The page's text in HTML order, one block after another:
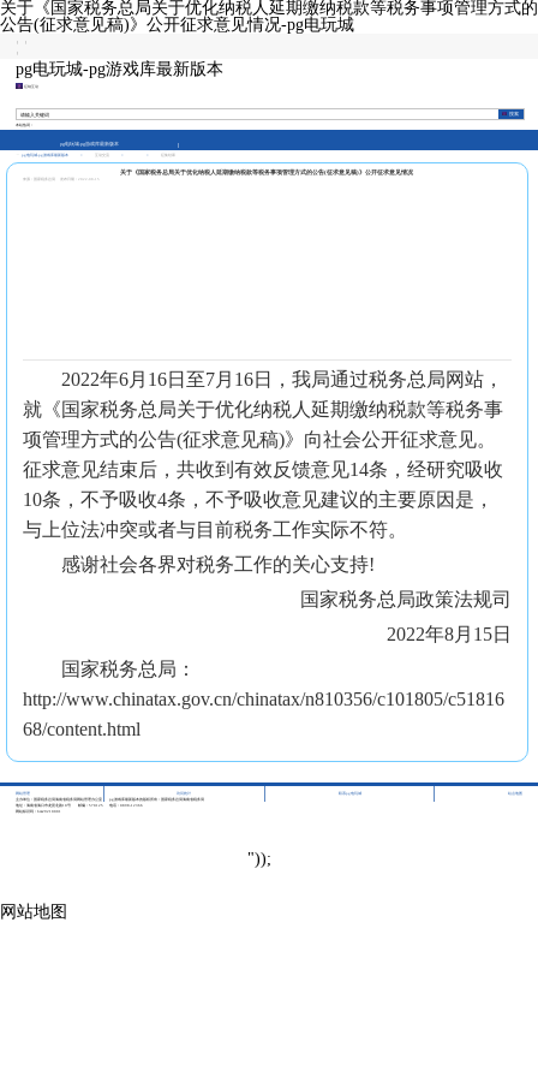
关于《国家税务总局关于优化纳税人延期缴纳税款等税务事项管理方式的
公告(征求意见稿)》公开征求意见情况-pg电玩城
| |
|
pg电玩城-pg游戏库最新版本
征纳互动
本站热词：
pg电玩城-pg游戏库最新版本
pg电玩城-pg游戏库最新版本 互动交流
关于《国家税务总局关于优化纳税人延期缴纳税款等税务事项管理方式的公告(征求意见稿)》公开征求意见情况
来源：国家税务总局 发布日期：2022-08-15
2022年6月16日至7月16日，我局通过税务总局网站，
就《国家税务总局关于优化纳税人延期缴纳税款等税务事
项管理方式的公告(征求意见稿)》向社会公开征求意见。
征求意见结束后，共收到有效反馈意见14条，经研究吸收
10条，不予吸收4条，不予吸收意见建议的主要原因是，
与上位法冲突或者与目前税务工作实际不符。
感谢社会各界对税务工作的关心支持!
国家税务总局政策法规司
2022年8月15日
国家税务总局：
http://www.chinatax.gov.cn/chinatax/n810356/c101805/c51816
68/content.html
网站管理 | 访问统计 联系pg电玩城
站点地图
主办单位：国家税务总局海南省税务局网站管理办公室
pg游戏库最新版本的版权所有：国家税务总局海南省税务局
地址：海南省海口市龙昆北路10号
邮编：570125
电话：0898-12366
网站标识码：bm29210001
"));
网站地图